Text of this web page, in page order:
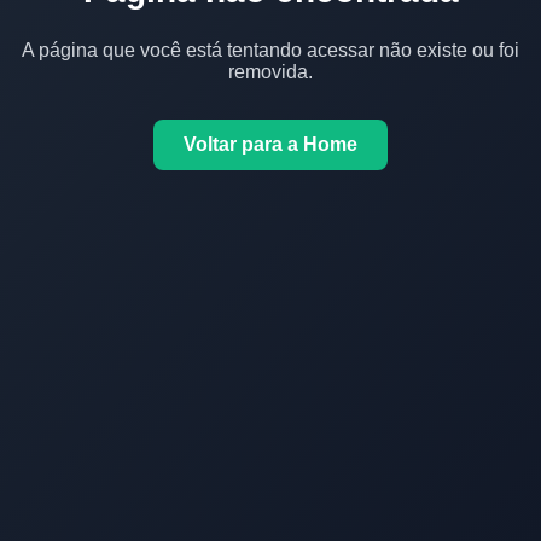
A página que você está tentando acessar não existe ou foi
removida.
Voltar para a Home